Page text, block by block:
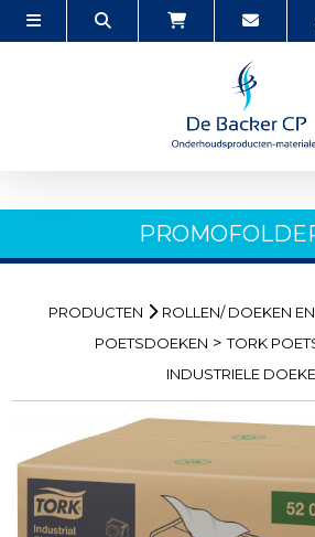
PRODUCTEN
ROLLEN/ DOEKEN
POETSDOEKEN >TORK
INDUSTRIELE